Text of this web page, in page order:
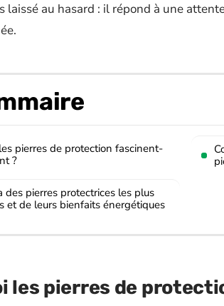
laissé au hasard : il répond à une
pierres de protection fascinent-
?
des pierres protectrices les plus
et de leurs bienfaits énergétiques
les pierres de